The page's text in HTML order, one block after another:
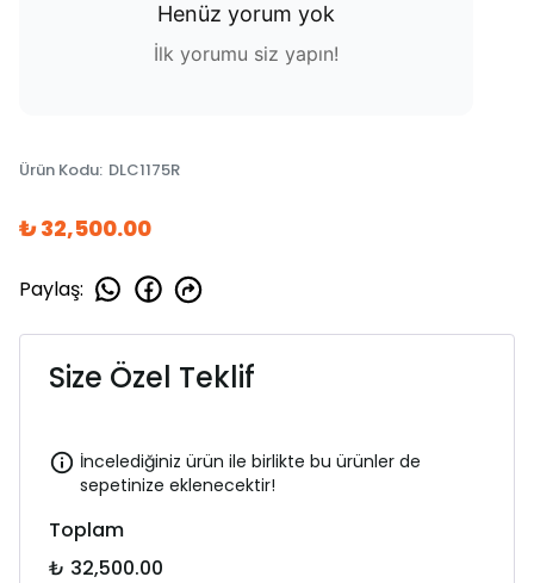
Henüz yorum yok
İlk yorumu siz yapın!
Ürün Kodu: DLC1175R
₺ 32,500.00
Paylaş:
Size Özel Teklif
İncelediğiniz ürün ile birlikte bu ürünler de
sepetinize eklenecektir!
Toplam
₺ 32,500.00